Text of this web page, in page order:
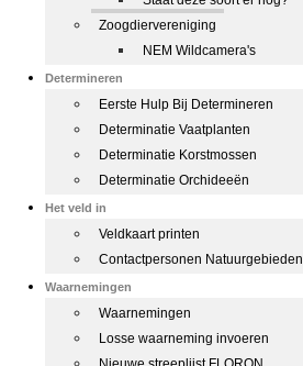
Zoogdiervereniging
NEM Wildcamera's
Determineren
Eerste Hulp Bij Determineren
Determinatie Vaatplanten
Determinatie Korstmossen
Determinatie Orchideeën
Het veld in
Veldkaart printen
Contactpersonen Natuurgebieden
Waarnemingen
Waarnemingen
Losse waarneming invoeren